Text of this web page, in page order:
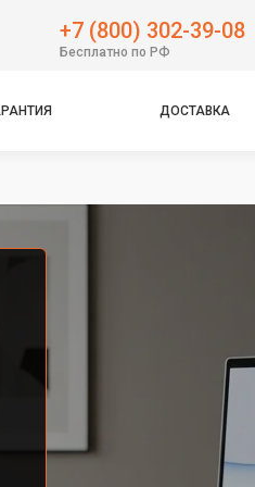
+7 (800) 302-39-08
Бесплатно по РФ
ДОСТАВКА